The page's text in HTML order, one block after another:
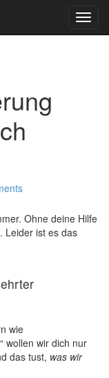
Ohne deine Hilfe
Leider ist es das
wie
wollen wir dich nur
das tust, was wir